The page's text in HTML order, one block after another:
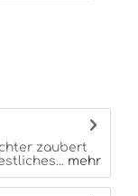
zaubert
mehr